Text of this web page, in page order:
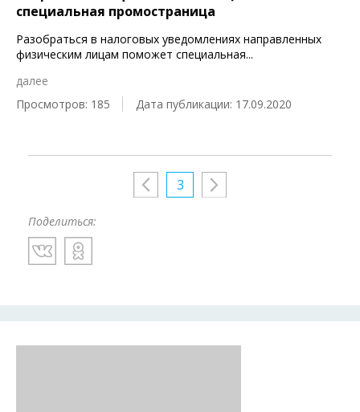
специальная промостраница
Разобраться в налоговых уведомлениях направленных
физическим лицам поможет специальная...
далее
Просмотров: 185
Дата публикации: 17.09.2020
3
Поделиться: